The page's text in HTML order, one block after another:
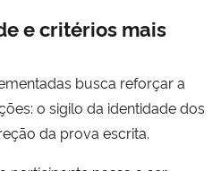
e critérios mais
busca reforçar a
o sigilo da identidade dos
da prova escrita.